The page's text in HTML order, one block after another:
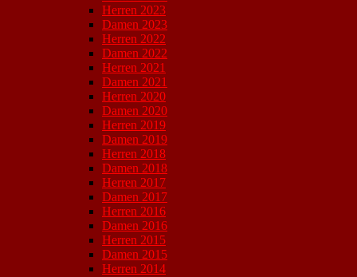
Herren 2023
Damen 2023
Herren 2022
Damen 2022
Herren 2021
Damen 2021
Herren 2020
Damen 2020
Herren 2019
Damen 2019
Herren 2018
Damen 2018
Herren 2017
Damen 2017
Herren 2016
Damen 2016
Herren 2015
Damen 2015
Herren 2014